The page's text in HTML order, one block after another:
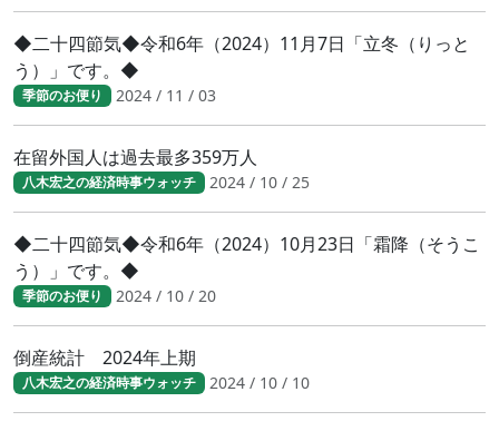
◆二十四節気◆令和6年（2024）11月7日「立冬（りっと
う）」です。◆
季節のお便り 2024 / 11 / 03
在留外国人は過去最多359万人
八木宏之の経済時事ウォッチ 2024 / 10 / 25
◆二十四節気◆令和6年（2024）10月23日「霜降（そうこ
う）」です。◆
季節のお便り 2024 / 10 / 20
倒産統計 2024年上期
八木宏之の経済時事ウォッチ 2024 / 10 / 10